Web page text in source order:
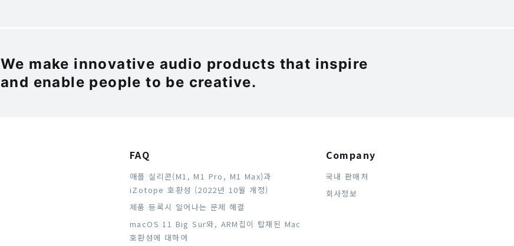
We make innovative audio products that inspire
and enable people to be creative.
FAQ
애플 실리콘(M1, M1 Pro, M1 Max)과
iZotope 호환성 (2022년 10월 개정)
제품 등록시 일어나는 문제 해결
macOS 11 Big Sur와, ARM칩이 탑재된 Mac
호환성에 대하여
Company
국내 판매처
회사정보